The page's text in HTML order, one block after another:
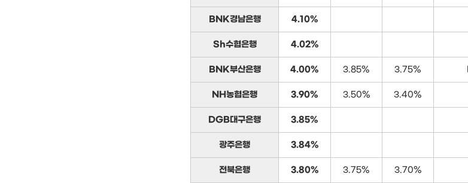
BNK경남은행 4.10%
Sh수협은행 4.02%
BNK부산은행 4.00% 3.85% 3.75%
NH농협은행 3.90% 3.50% 3.40%
DGB대구은행 3.85%
광주은행 3.84%
전북은행 3.80% 3.75% 3.70%